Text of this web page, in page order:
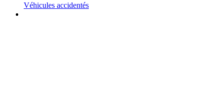
Véhicules accidentés